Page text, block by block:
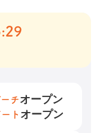
チオープン
ト オープン